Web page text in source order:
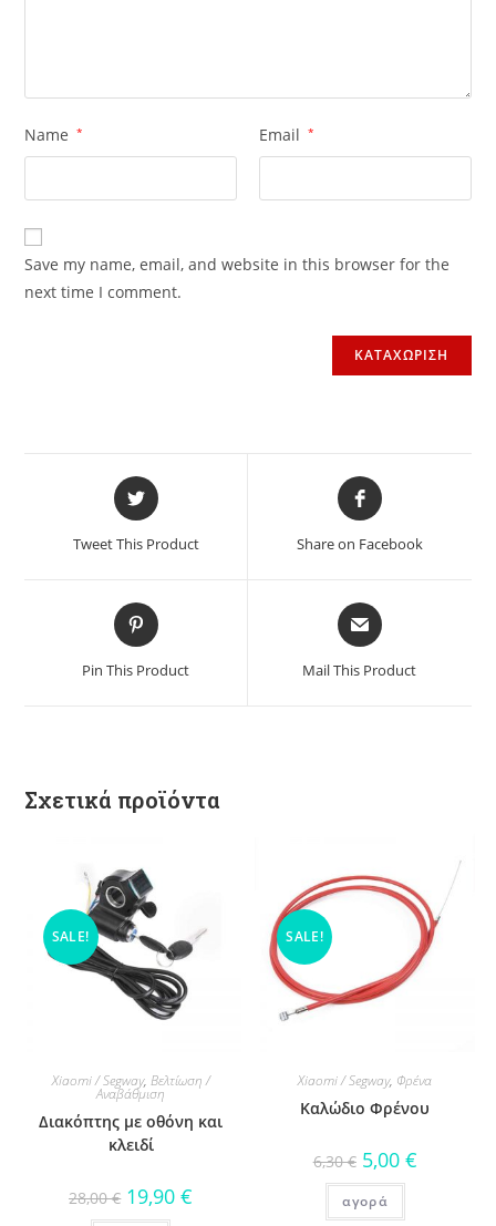
Name * Email *
Save my name, email, and website in this browser for the
next time I comment.
Tweet This Product Share on Facebook
Pin This Product Mail This Product
Σχετικά προϊόντα
SALE!
Xiaomi / Segway, Βελτίωση /
Αναβάθμιση
Διακόπτης με οθόνη και
κλειδί
28,00€ 19,90€
SALE!
Xiaomi / Segway, Φρένα
Καλώδιο Φρένου
6,30€ 5,00 €
αγορά